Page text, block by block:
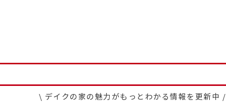
\ デイクの家の魅力がもっとわかる情報を更新中 /